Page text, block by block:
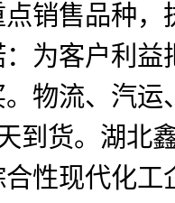
销售品种
为客户利
物流、汽
到货。湖北
性现代化